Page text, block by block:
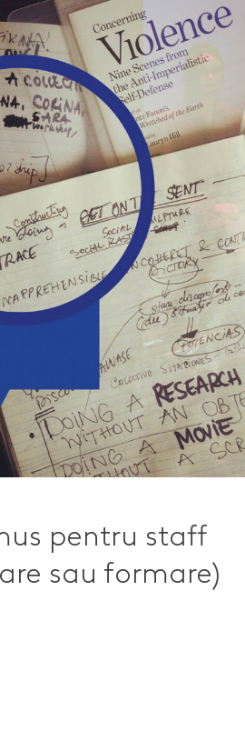
pentru staff
sau formare)